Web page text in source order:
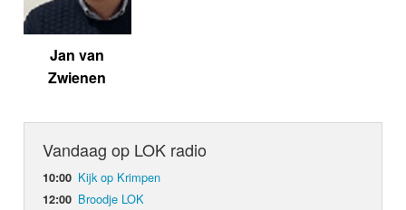
Jan van
Zwienen
Vandaag op LOK radio
10:00 Kijk op Krimpen
12:00 Broodje LOK